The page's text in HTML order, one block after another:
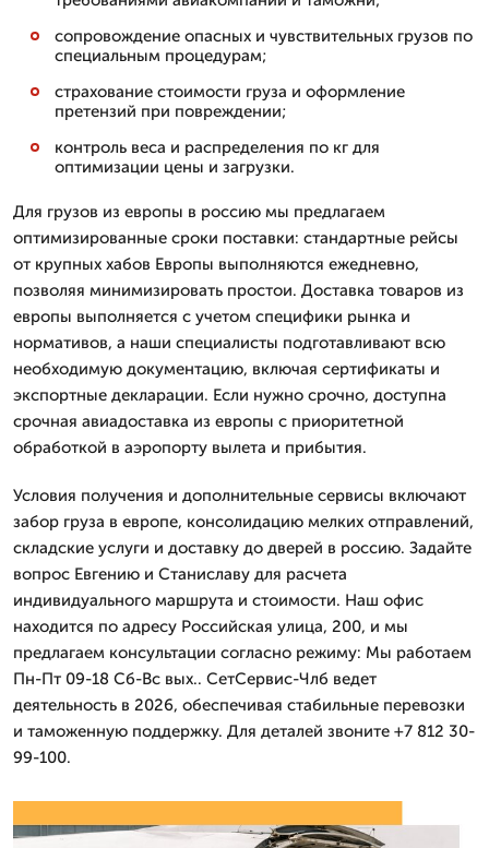
сопровождение опасных и чувствительных грузов по
специальным процедурам;
страхование стоимости груза и оформление
претензий при повреждении;
контроль веса и распределения по кг для
оптимизации цены и загрузки.
Для грузов из европы в россию мы предлагаем
оптимизированные сроки поставки: стандартные рейсы
от крупных хабов Европы выполняются ежедневно,
позволяя минимизировать простои. Доставка товаров из
европы выполняется с учетом специфики рынка и
нормативов, а наши специалисты подготавливают всю
необходимую документацию, включая сертификаты и
экспортные декларации. Если нужно срочно, доступна
срочная авиадоставка из европы с приоритетной
обработкой в аэропорту вылета и прибытия.
Условия получения и дополнительные сервисы включают
забор груза в европе, консолидацию мелких отправлений,
складские услуги и доставку до дверей в россию. Задайте
вопрос Евгению и Станиславу для расчета
индивидуального маршрута и стоимости. Наш офис
находится по адресу Российская улица, 200, и мы
предлагаем консультации согласно режиму: Мы работаем
Пн-Пт 09-18 Сб-Вс вых.. СетСервис-Члб ведет
деятельность в 2026, обеспечивая стабильные перевозки
и таможенную поддержку. Для деталей звоните +7 812 30-
99-100.